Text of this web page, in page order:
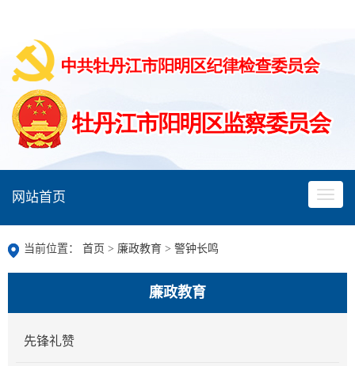
网站首页
当前位置： 首页 > 廉政教育 > 警钟长鸣
廉政教育
先锋礼赞